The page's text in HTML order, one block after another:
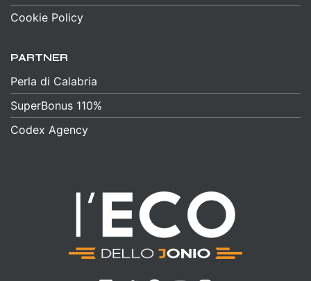
Cookie Policy
PARTNER
Perla di Calabria
SuperBonus 110%
Codex Agency